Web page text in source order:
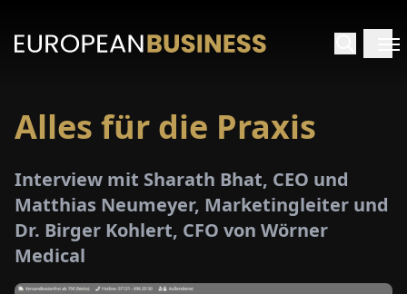
Alles für die Praxis
Interview mit Sharath Bhat, CEO und
Matthias Neumeyer, Marketingleiter und
Dr. Birger Kohlert, CFO von Wörner
Medical